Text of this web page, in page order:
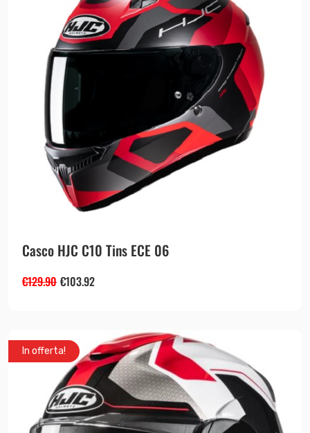
Casco HJC C10 Tins ECE 06
€129.90 €103.92
In offerta!